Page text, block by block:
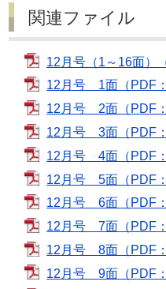
関連ファイル
12月号（1～16面）
12月号 1面（PDF：
12月号 2面（PDF：
12月号 3面（PDF：
12月号 4面（PDF：
12月号 5面（PDF：
12月号 6面（PDF：
12月号 7面（PDF：
12月号 8面（PDF：
12月号 9面（PDF：